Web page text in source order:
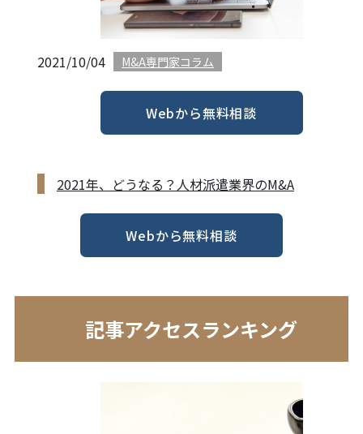
2021/10/04 M&A専門家コラム
Webから無料相談
2021年、どうなる？人材派遣業界のM&A
Webから無料相談
記事アクセスランキング